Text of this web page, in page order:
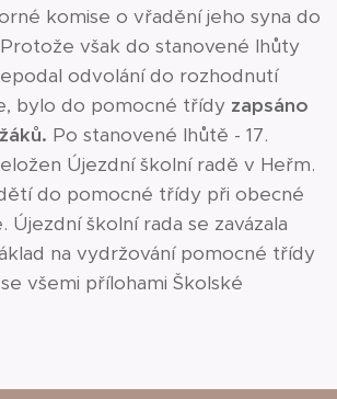
komise o vřadění jeho syna do
však do stanovené lhůty
odvolání do rozhodnutí
bylo do pomocné třídy zapsáno
Po stanovené lhůtě - 17.
Újezdní školní radě v Heřm.
do pomocné třídy při obecné
Újezdní školní rada se zavázala
na vydržování pomocné třídy
všemi přílohami Školské